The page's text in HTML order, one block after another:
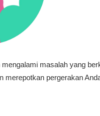
masalah yang
merepotkan pergerakan